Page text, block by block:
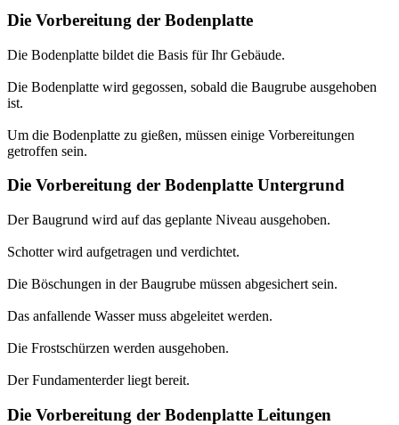
Die Vorbereitung der Bodenplatte
Die Bodenplatte bildet die Basis für Ihr Gebäude.
Die Bodenplatte wird gegossen, sobald die Baugrube ausgehoben
ist.
Um die Bodenplatte zu gießen, müssen einige Vorbereitungen
getroffen sein.
Die Vorbereitung der Bodenplatte Untergrund
Der Baugrund wird auf das geplante Niveau ausgehoben.
Schotter wird aufgetragen und verdichtet.
Die Böschungen in der Baugrube müssen abgesichert sein.
Das anfallende Wasser muss abgeleitet werden.
Die Frostschürzen werden ausgehoben.
Der Fundamenterder liegt bereit.
Die Vorbereitung der Bodenplatte Leitungen